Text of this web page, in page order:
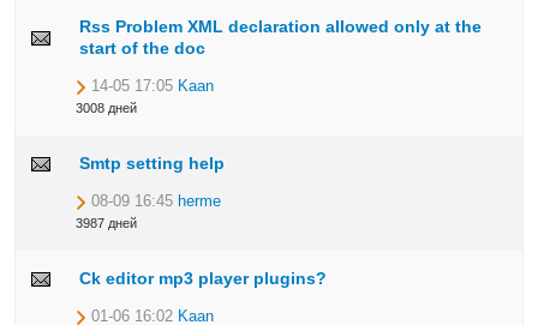
Rss Problem XML declaration allowed only at the
start of the doc
14-05 17:05 Kaan
3008 дней
Smtp setting help
08-09 16:45 herme
3987 дней
Ck editor mp3 player plugins?
01-06 16:02 Kaan